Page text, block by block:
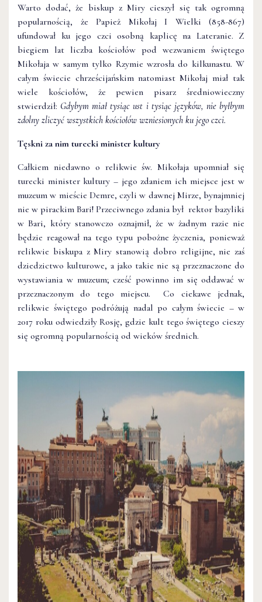
Warto dodać, że biskup z Miry cieszył się tak ogromną
popularnością, że Papież Mikołaj I Wielki (858-867)
ufundował ku jego czci osobną kaplicę na Lateranie. Z
biegiem lat liczba kościołów pod wezwaniem świętego
Mikołaja w samym tylko Rzymie wzrosła do kilkunastu. W
całym świecie chrześcijańskim natomiast Mikołaj miał tak
wiele kościołów, że pewien pisarz średniowieczny
stwierdził: Gdybym miał tysiąc ust i tysiąc języków, nie byłbym
zdolny zliczyć wszystkich kościołów wzniesionych ku jego czci.
Tęskni za nim turecki minister kultury
Całkiem niedawno o relikwie św. Mikołaja upomniał się
turecki minister kultury – jego zdaniem ich miejsce jest w
muzeum w mieście Demre, czyli w dawnej Mirze, bynajmniej
nie w pirackim Bari! Przeciwnego zdania był rektor bazyliki
w Bari, który stanowczo oznajmił, że w żadnym razie nie
będzie reagował na tego typu pobożne życzenia, ponieważ
relikwie biskupa z Miry stanowią dobro religijne, nie zaś
dziedzictwo kulturowe, a jako takie nie są przeznaczone do
wystawiania w muzeum; cześć powinno im się oddawać w
przeznaczonym do tego miejscu. Co ciekawe jednak,
relikwie świętego podróżują nadal po całym świecie – w
2017 roku odwiedziły Rosję, gdzie kult tego świętego cieszy
się ogromną popularnością od wieków średnich.